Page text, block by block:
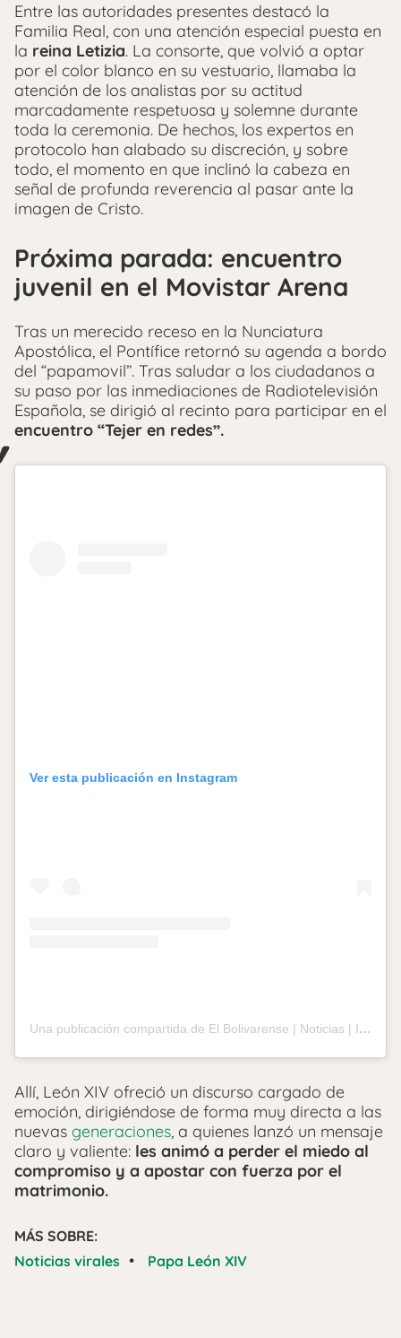
Entre las autoridades presentes destacó la
Familia Real, con una atención especial puesta en
la reina Letizia. La consorte, que volvió a optar
por el color blanco en su vestuario, llamaba la
atención de los analistas por su actitud
marcadamente respetuosa y solemne durante
toda la ceremonia. De hechos, los expertos en
protocolo han alabado su discreción, y sobre
todo, el momento en que inclinó la cabeza en
señal de profunda reverencia al pasar ante la
imagen de Cristo.
Próxima parada: encuentro
juvenil en el Movistar Arena
Tras un merecido receso en la Nunciatura
Apostólica, el Pontífice retornó su agenda a bordo
del “papamovil”. Tras saludar a los ciudadanos a
su paso por las inmediaciones de Radiotelevisión
Española, se dirigió al recinto para participar en el
encuentro “Tejer en redes”.
Ver esta publicación en Instagram
Una publicación compartida de El Bolivarense | Noticias | Información | Publicidad (@elbolivarense)
Allí, León XIV ofreció un discurso cargado de
emoción, dirigiéndose de forma muy directa a las
nuevas generaciones, a quienes lanzó un mensaje
claro y valiente: les animó a perder el miedo al
compromiso y a apostar con fuerza por el
matrimonio.
MÁS SOBRE:
Noticias virales • Papa León XIV